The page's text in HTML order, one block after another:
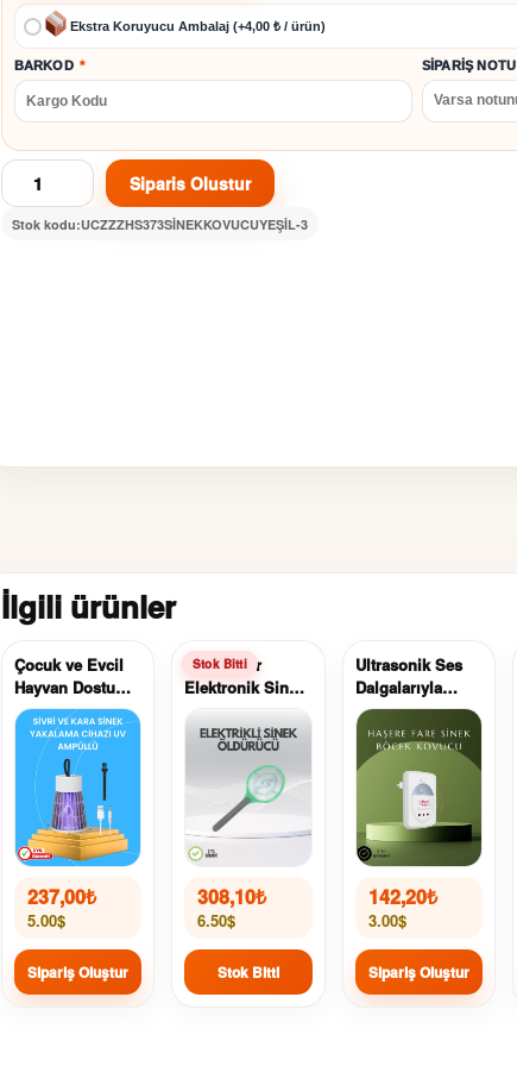
Ekstra Koruyucu Ambalaj (+4,00 ₺ / ürün)
BARKOD * SIPARIŞ NOTU
Şarjlı
Sivrisinek
Siparis Olustur
Stok kodu:UCZZZHS373SİNEKKOVUCUYEŞİL-3
İlgili ürünler
Çocuk ve Evcil
Hayvan Dostu
Sivrisinek
Yakalama
Lambası
237,00₺
5.00$
Sipariş Oluştur
Taşınabilir
Elektronik Sinek
Bahçe ve Kamp
İçin İdeal
308,10₺
6.50$
Stok Bitti
Ultrasonik Ses
Dalgalarıyla
Kimyasalsız Fare
ve Böcek Kovucu
Cihaz
142,20₺
3.00$
Sipariş Oluştur